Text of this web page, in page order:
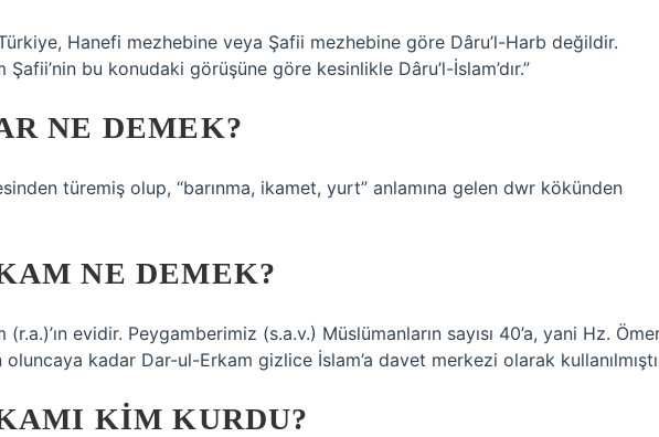
Hanefi mezhebine veya Şafii mezhebine göre Dâru’l-Harb değildir.
Şafii’nin bu konudaki görüşüne göre kesinlikle Dâru’l-İslam’dır.”
NE DEMEK?
NE DEMEK?
evidir. Peygamberimiz (s.a.v.) Müslümanların sayısı 40’a, yani Hz.
kadar Dar-ul-Erkam gizlice İslam’a davet merkezi olarak
KIM KURDU?